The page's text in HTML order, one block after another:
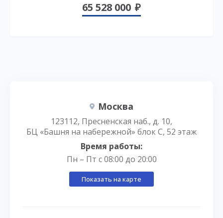
65 528 000
Москва
123112, Пресненская наб., д. 10,
БЦ «Башня на набережной» блок С, 52 этаж
Время работы:
Пн – Пт с 08:00 до 20:00
Показать на карте